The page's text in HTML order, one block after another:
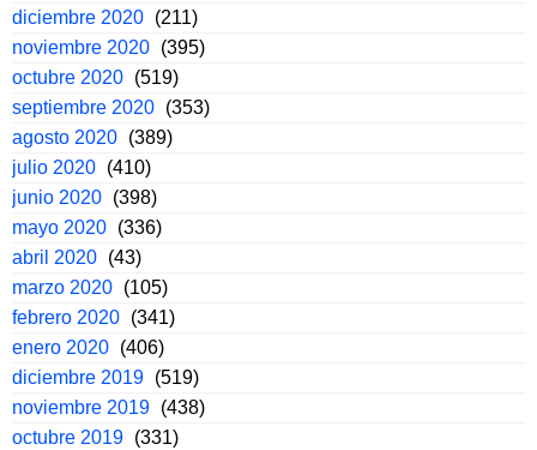
diciembre 2020 (211)
noviembre 2020 (395)
octubre 2020 (519)
septiembre 2020 (353)
agosto 2020 (389)
julio 2020 (410)
junio 2020 (398)
mayo 2020 (336)
abril 2020 (43)
marzo 2020 (105)
febrero 2020 (341)
enero 2020 (406)
diciembre 2019 (519)
noviembre 2019 (438)
octubre 2019 (331)